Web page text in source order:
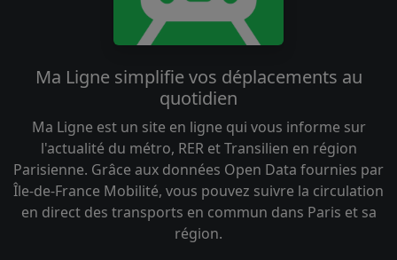
Ma Ligne simplifie vos déplacements au
quotidien
Ma Ligne est un site en ligne qui vous informe sur
l'actualité du métro, RER et Transilien en région
Parisienne. Grâce aux données Open Data fournies par
Île-de-France Mobilité, vous pouvez suivre la circulation
en direct des transports en commun dans Paris et sa
région.